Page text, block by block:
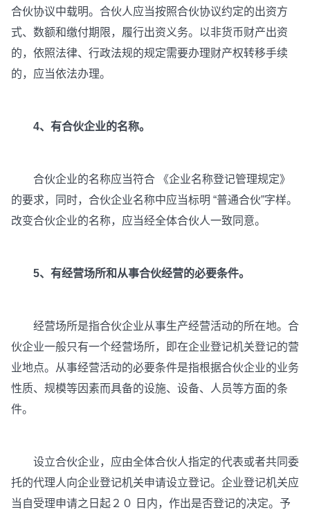
合伙协议中载明。合伙人应当按照合伙协议约定的出资方
式、数额和缴付期限，履行出资义务。以非货币财产出资
的，依照法律、行政法规的规定需要办理财产权转移手续
的，应当依法办理。
4、有合伙企业的名称。
合伙企业的名称应当符合 《企业名称登记管理规定》
的要求，同时，合伙企业名称中应当标明 “普通合伙”字样。
改变合伙企业的名称，应当经全体合伙人一致同意。
5、有经营场所和从事合伙经营的必要条件。
经营场所是指合伙企业从事生产经营活动的所在地。合
伙企业一般只有一个经营场所，即在企业登记机关登记的营
业地点。从事经营活动的必要条件是指根据合伙企业的业务
性质、规模等因素而具备的设施、设备、人员等方面的条
件。
设立合伙企业，应由全体合伙人指定的代表或者共同委
托的代理人向企业登记机关申请设立登记。企业登记机关应
当自受理申请之日起２０ 日内，作出是否登记的决定。予